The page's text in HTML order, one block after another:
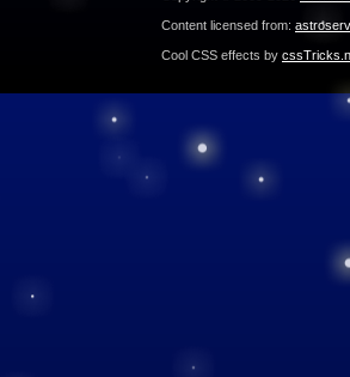
Content licensed from:
Cool CSS effects by